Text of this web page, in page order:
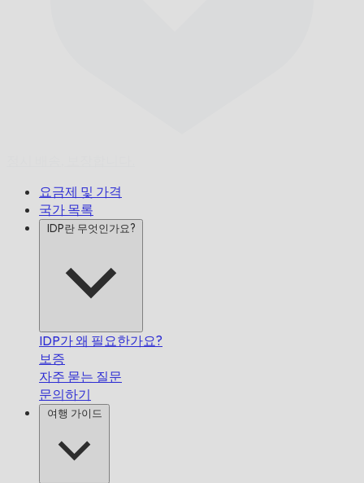
요금제 및 가격
국가 목록
IDP란 무엇인가요?
IDP가 왜 필요한가요?
보증
자주 묻는 질문
문의하기
여행 가이드